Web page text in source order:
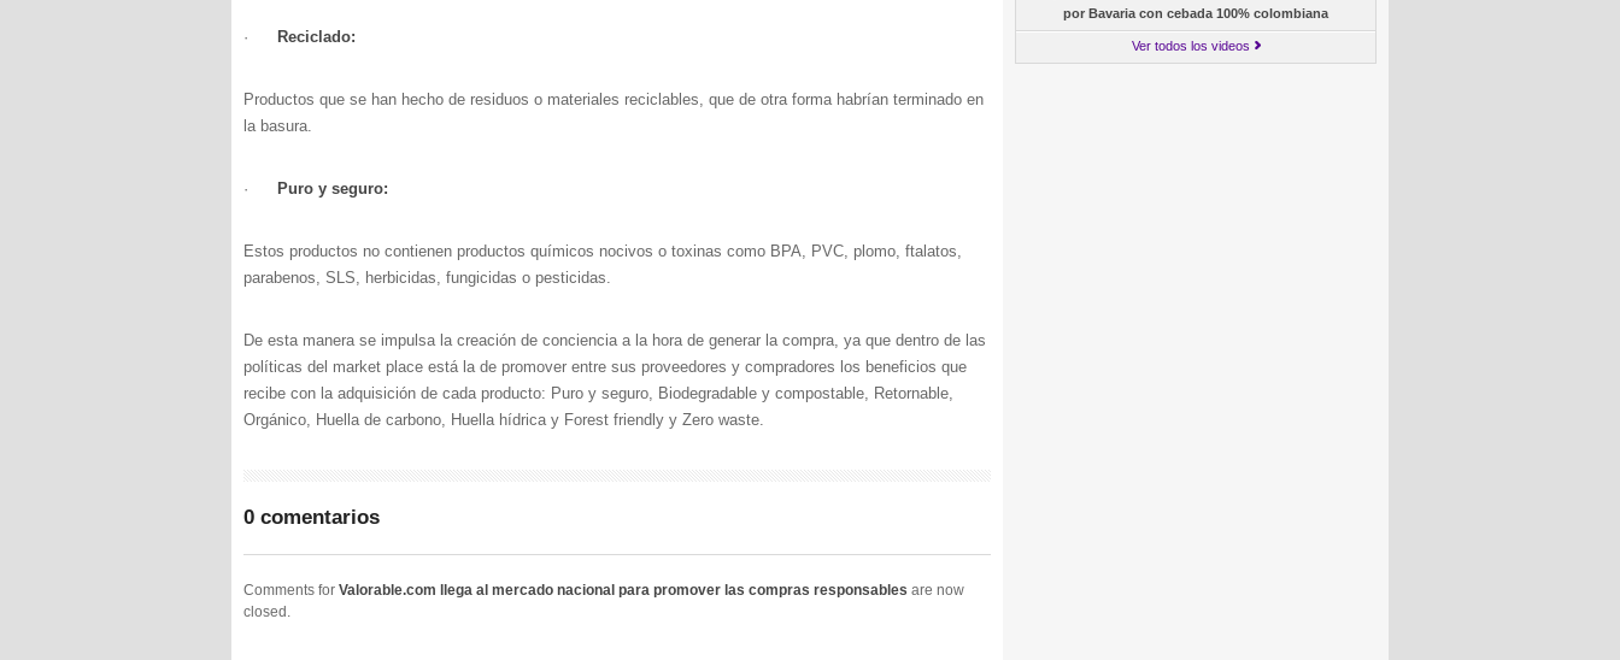
· Reciclado:
Productos que se han hecho de residuos o materiales reciclables, que de otra forma habrían terminado en
la basura.
· Puro y seguro:
Estos productos no contienen productos químicos nocivos o toxinas como BPA, PVC, plomo, ftalatos,
parabenos, SLS, herbicidas, fungicidas o pesticidas.
De esta manera se impulsa la creación de conciencia a la hora de generar la compra, ya que dentro de las
políticas del market place está la de promover entre sus proveedores y compradores los beneficios que
recibe con la adquisición de cada producto: Puro y seguro, Biodegradable y compostable, Retornable,
Orgánico, Huella de carbono, Huella hídrica y Forest friendly y Zero waste.
0 comentarios
Comments for Valorable.com llega al mercado nacional para promover las compras responsables are now
closed.
por Bavaria con cebada 100% colombiana
Ver todos los videos